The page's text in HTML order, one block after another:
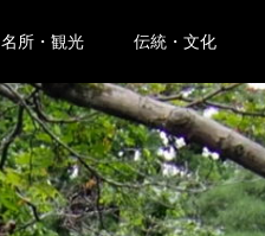
名所・観光 伝統・文化